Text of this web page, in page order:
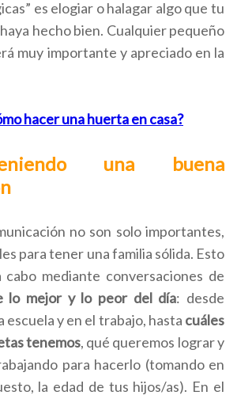
es elogiar o halagar algo que tu
hecho bien. Cualquier pequeño
muy importante y apreciado en la
hacer una huerta en casa?
una buena
no son solo importantes,
para tener una familia sólida. Esto
cabo mediante conversaciones de
lo mejor y lo peor del día: desde
escuela y en el trabajo, hasta cuáles
tenemos, qué queremos lograr y
para hacerlo (tomando en
la edad de tus hijos/as). En el